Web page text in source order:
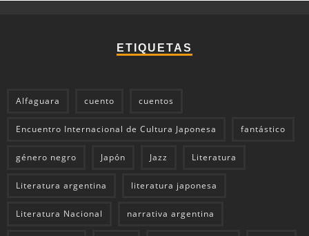
ETIQUETAS
Alfaguara cuento cuentos
Encuentro Internacional de Cultura Japonesa fantástico
género negro Japón Jazz Literatura
Literatura argentina literatura japonesa
Literatura Nacional narrativa argentina